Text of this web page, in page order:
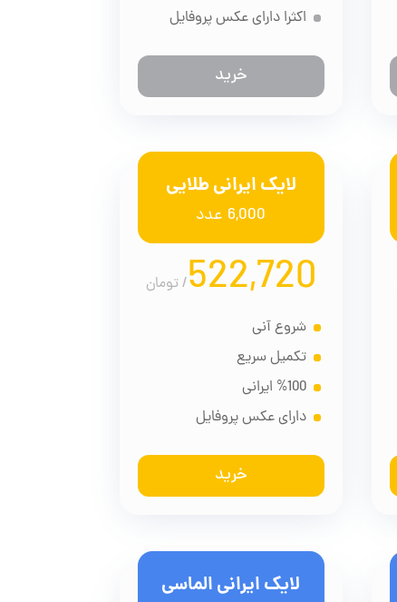
اکثرا دارای عکس پروفایل
خرید
لایک ایرانی طلایی
6,000 عدد
522,720
/ تومان
شروع آنی
تکمیل سریع
%100 ایرانی
دارای عکس پروفایل
خرید
لایک ایرانی الماسی